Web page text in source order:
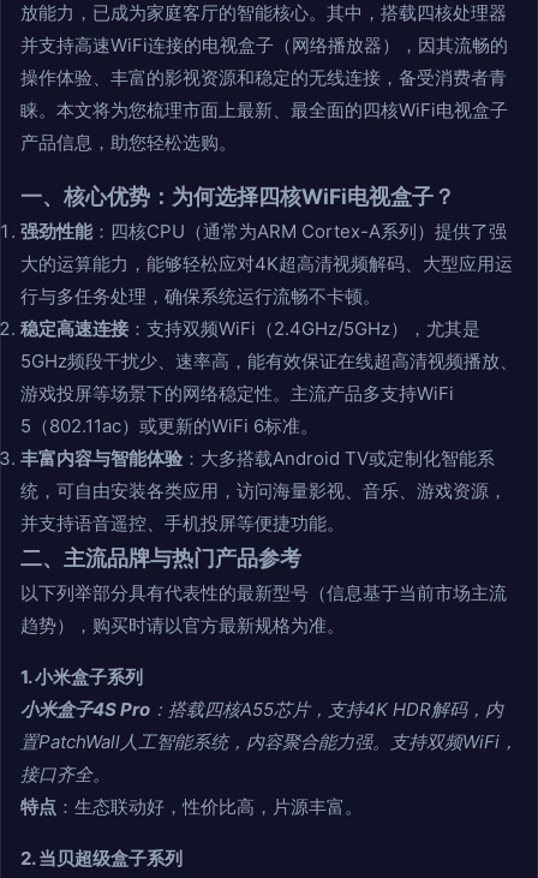
放能力，已成为家庭客厅的智能核心。其中，搭载四核处理器
并支持高速WiFi连接的电视盒子（网络播放器），因其流畅的
操作体验、丰富的影视资源和稳定的无线连接，备受消费者青
睐。本文将为您梳理市面上最新、最全面的四核WiFi电视盒子
产品信息，助您轻松选购。
一、核心优势：为何选择四核WiFi电视盒子？
强劲性能 ：四核CPU（通常为ARM Cortex-A系列）提供了强
大的运算能力，能够轻松应对4K超高清视频解码、大型应用运
行与多任务处理，确保系统运行流畅不卡顿。
稳定高速连接 ：支持双频WiFi（2.4GHz/5GHz），尤其是
5GHz频段干扰少、速率高，能有效保证在线超高清视频播放、
游戏投屏等场景下的网络稳定性。主流产品多支持WiFi
5（802.11ac）或更新的WiFi 6标准。
丰富内容与智能体验 ：大多搭载Android TV或定制化智能系
统，可自由安装各类应用，访问海量影视、音乐、游戏资源，
并支持语音遥控、手机投屏等便捷功能。
二、主流品牌与热门产品参考
以下列举部分具有代表性的最新型号（信息基于当前市场主流
趋势），购买时请以官方最新规格为准。
1. 小米盒子系列
小米盒子4S Pro ：搭载四核A55芯片，支持4K HDR解码，内
置PatchWall人工智能系统，内容聚合能力强。支持双频WiFi，
接口齐全。
特点 ：生态联动好，性价比高，片源丰富。
2. 当贝超级盒子系列